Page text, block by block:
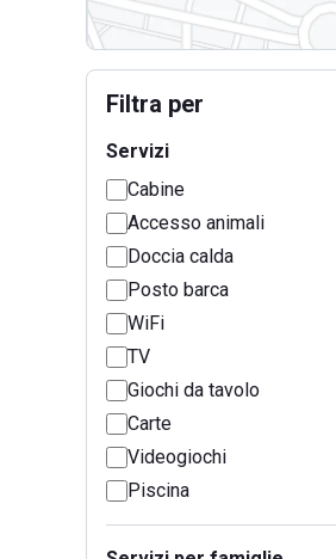
Filtra per
Servizi
Cabine
Accesso animali
Doccia calda
Posto barca
WiFi
TV
Giochi da tavolo
Carte
Videogiochi
Piscina